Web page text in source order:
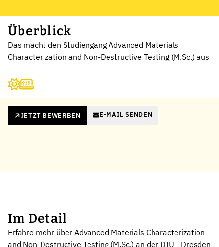
Überblick
Das macht den Studiengang Advanced Materials
Characterization and Non-Destructive Testing (M.Sc.) aus
JETZT BEWERBEN E-MAIL SENDEN
Im Detail
Erfahre mehr über Advanced Materials Characterization
and Non-Destructive Testing (M.Sc.) an der DIU - Dresden